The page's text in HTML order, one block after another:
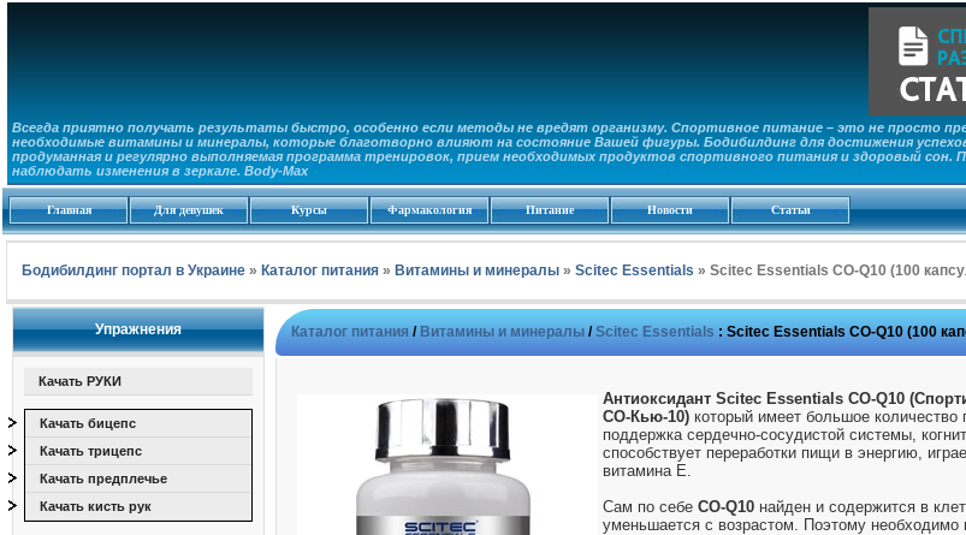
Всегда приятно получать результаты быстро, особенно если методы не вредят организму. Спортивное питание – это не просто
необходимые витамины и минералы, которые благотворно влияют на состояние Вашей фигуры. Бодибилдинг для достижения
продуманная и регулярно выполняемая программа тренировок, прием необходимых продуктов спортивного питания и здоровый
наблюдать изменения в зеркале. Body-Max
Главная Для девушек Курсы Фармакология Питание Новости Статьи
Бодибилдинг портал в Украине » Каталог питания » Витамины и минералы » Scitec Essentials » Scitec Essentials CO-Q10 (100
Упражнения
Качать РУКИ
Качать бицепс
Качать трицепс
Качать предплечье
Качать кисть рук
Каталог питания / Витамины и минералы /Scitec Essentials : Scitec Essentials CO-Q10 (100
Антиоксидант Scitec Essentials CO-Q10
СО-Кью-10) который имеет большое количество
поддержка сердечно-сосудистой системы,
способствует переработки пищи в энергию,
витамина Е.
Сам по себе CO-Q10 найден и содержится в
уменьшается с возрастом. Поэтому необходимо